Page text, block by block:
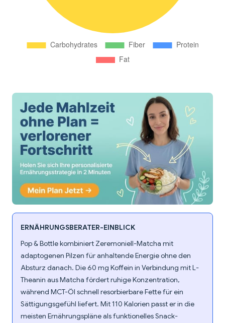
ERNÄHRUNGSBERATER-EINBLICK
Pop & Bottle kombiniert Zeremoniell-Matcha mit
adaptogenen Pilzen für anhaltende Energie ohne den
Absturz danach. Die 60 mg Koffein in Verbindung mit L-
Theanin aus Matcha fördert ruhige Konzentration,
während MCT-Öl schnell resorbierbare Fette für ein
Sättigungsgefühl liefert. Mit 110 Kalorien passt er in die
meisten Ernährungspläne als funktionelles Snack-